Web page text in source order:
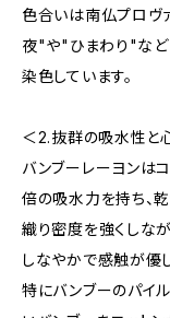
色合いは南仏プロヴ
夜"や"ひまわり"な
染色しています。
＜2.抜群の吸水性と
バンブーレーヨンは
倍の吸水力を持ち、
織り密度を強くしな
しなやかで感触が優
特にバンブーのパイ